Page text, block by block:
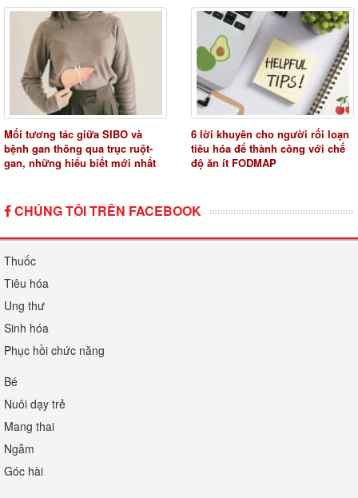
Mối tương tác giữa SIBO và
bệnh gan thông qua trục ruột-
gan, những hiểu biết mới nhất
6 lời khuyên cho người rối loạn
tiêu hóa để thành công với chế
độ ăn ít FODMAP
CHÚNG TÔI TRÊN FACEBOOK
Thuốc
Tiêu hóa
Ung thư
Sinh hóa
Phục hồi chức năng
Bé
Nuôi dạy trẻ
Mang thai
Ngẫm
Góc hài